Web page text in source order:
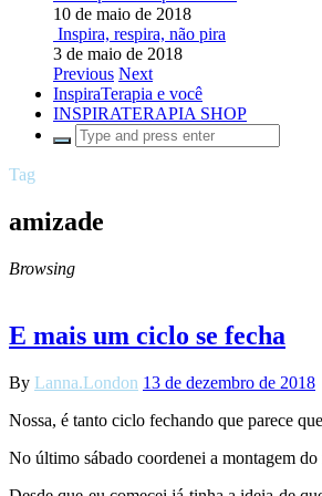
10 de maio de 2018
Inspira, respira, não pira
3 de maio de 2018
Previous Next
InspiraTerapia e você
INSPIRATERAPIA SHOP
Tag
amizade
Browsing
E mais um ciclo se fecha
By Lanna.London 13 de dezembro de 2018
Nossa, é tanto ciclo fechando que parece
No último sábado coordenei a montagem